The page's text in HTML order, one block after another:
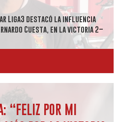
Liga3 destacó la influencia
Cuesta, en la victoria 2–
“FELIZ POR MI